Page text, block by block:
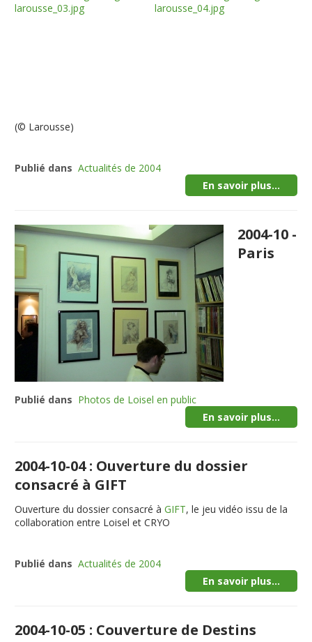
(© Larousse)
Publié dans Actualités de 2004
En savoir plus...
2004-10 -
Paris
Publié dans Photos de Loisel en public
En savoir plus...
2004-10-04 : Ouverture du dossier
consacré à GIFT
Ouverture du dossier consacré àGIFT, le jeu vidéo issu de la
collaboration entre Loisel et CRYO
Publié dans Actualités de 2004
En savoir plus...
2004-10-05 : Couverture de Destins